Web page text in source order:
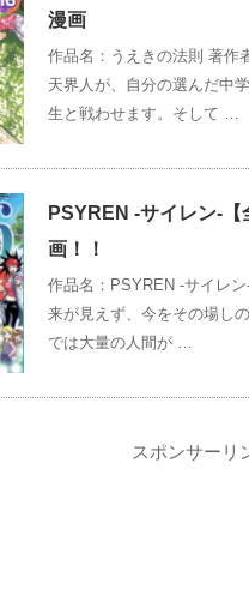
漫画
作品名：うえきの法則 著作
天界人が、自分の選んだ中
生と戦わせます。そして …
PSYREN -サイレン-
画！！
作品名：PSYREN -サイレ
来が見えず、今をその場し
では大量の人間が …
スポンサーリ